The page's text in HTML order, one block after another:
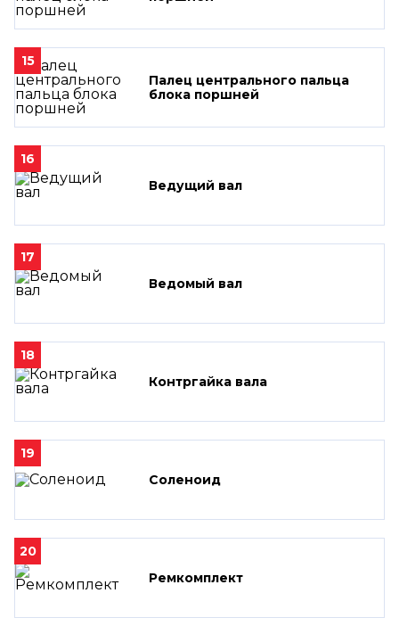
15
Палец центрального пальца
блока поршней
16
Ведущий вал
17
Ведомый вал
18
Контргайка вала
19
Соленоид
20
Ремкомплект